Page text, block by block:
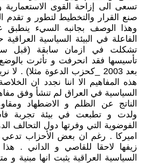
تسعى الى إزاحة القوى
صنع القرار والتخطيط لتطور و
وهذا الوصف بجانبه السيء ينطبق
الفاعلة في البيئة السياسية
تشكلت في ازمان سابقة (قبل
تأسيسها فقد انحرفت و تأثرت
بعد 2003 _كحزب الدعوة مثلا) .
هذه المفاهيم الا اننا نجدد ان
السياسية في العراق لم تنشأ وفق
الناتج عن الظلم و الاضطهاد
ولدت و تطبعت في بيئة تجربة
الفوضوية التي وفرتها دول التحالف
اميركا . رغم ان بعض الأحزاب
زيفها لاحقا للقاصي و الداني .
السياسية العراقية يثبت انها مبنية و